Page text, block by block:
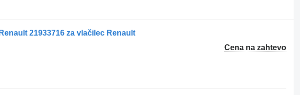
21933716 za vlačilec Renault
Cena na zahtevo